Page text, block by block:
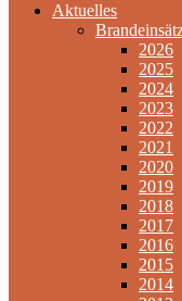
Aktuelles
2026
2025
2024
2023
2022
2021
2020
2019
2018
2017
2016
2015
2014